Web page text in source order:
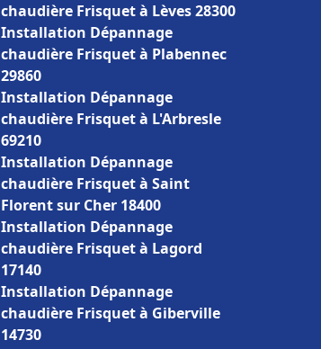
chaudière Frisquet à Lèves 28300
Installation Dépannage
chaudière Frisquet à Plabennec
29860
Installation Dépannage
chaudière Frisquet à L'Arbresle
69210
Installation Dépannage
chaudière Frisquet à Saint
Florent sur Cher 18400
Installation Dépannage
chaudière Frisquet à Lagord
17140
Installation Dépannage
chaudière Frisquet à Giberville
14730